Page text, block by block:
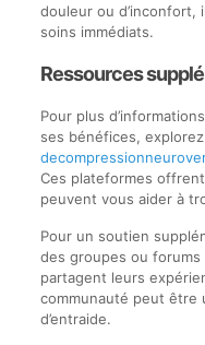
douleur ou
soins immédiats.
Ressources
Pour plus
ses bénéfices,
Ces plateformes
peuvent vous aider à
Pour un soutien
des groupes ou forums
partagent leurs
communauté peut être
d’entraide.